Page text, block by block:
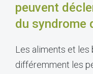
peuvent
du syndrome
Les aliments et
différemment les